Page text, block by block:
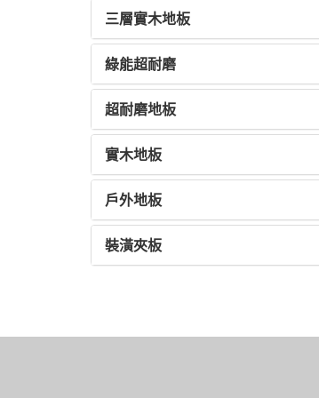
三層實木地板
綠能超耐磨
超耐磨地板
實木地板
戶外地板
裝潢夾板